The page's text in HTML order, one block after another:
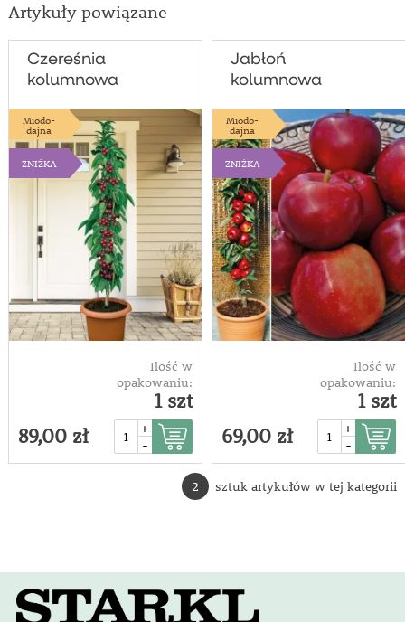
Artykuły powiązane
Czereśnia
kolumnowa
Miodo-
dajna
ZNIŻKA
Ilość w
opakowaniu:
1 szt
89,00 zł
+
-
Jabłoń
kolumnowa
Miodo-
dajna
ZNIŻKA
Ilość w
opakowaniu:
1 szt
69,00 zł
+
-
2 sztuk artykułów w tej kategorii